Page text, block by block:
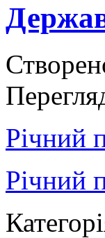
Річний
Річний